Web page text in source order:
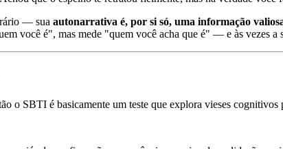
— sua autonarrativa é, por si só, uma informação
você é", mas mede "quem você acha que é" — e às vezes a
o SBTI é basicamente um teste que explora vieses cognitivos